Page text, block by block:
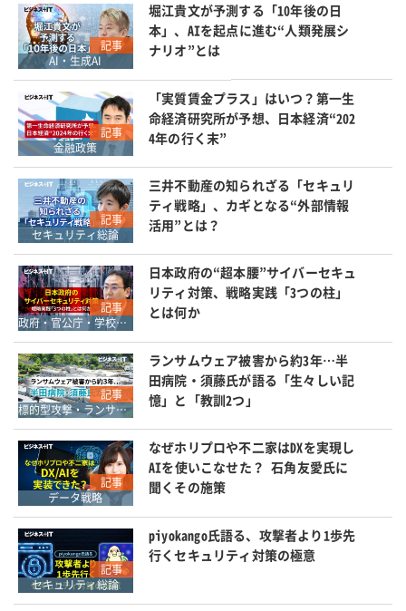
記事
AI・生成AI
堀江貴文が予測する「10年後の日
本」、AIを起点に進む“人類発展シ
ナリオ”とは
記事
金融政策
「実質賃金プラス」はいつ？第一生
命経済研究所が予想、日本経済“202
4年の行く末”
記事
セキュリティ総論
三井不動産の知られざる「セキュリ
ティ戦略」、カギとなる“外部情報
活用”とは？
記事
政府・官公庁・学校教育
日本政府の“超本腰”サイバーセキュ
リティ対策、戦略実践「3つの柱」
とは何か
記事
標的型攻撃・ランサムウェア対策
ランサムウェア被害から約3年…半
田病院・須藤氏が語る「生々しい記
憶」と「教訓2つ」
記事
データ戦略
なぜホリプロや不二家はDXを実現し
AIを使いこなせた？ 石角友愛氏に
聞くその施策
記事
セキュリティ総論
piyokango氏語る、攻撃者より1歩先
行くセキュリティ対策の極意